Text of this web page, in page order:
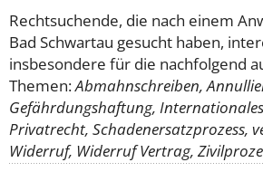
Rechtsuchende, die nach einem
Bad Schwartau gesucht haben,
insbesondere für die nachfolgend
Themen:Abmahnschreiben,
Gefährdungshaftung,
Privatrecht, Schadenersatzprozess,
Widerruf, Widerruf Vertrag,